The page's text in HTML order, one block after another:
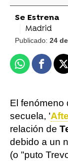
Se Estrena
Madrid
Publicado: 24
Whatsapp X
El fenómeno
secuela, '
relación de
debido a un
(o "puto